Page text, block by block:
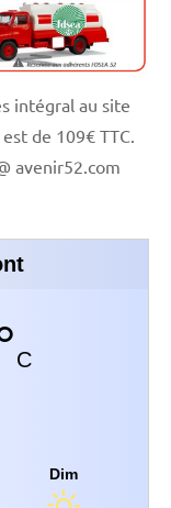
intégral au site
de 109€ TTC.
avenir52.com
C
Dim